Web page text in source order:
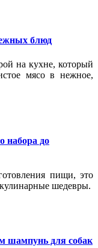
блюд
на кухне, который
мясо в нежное,
набора до
пищи, это
кулинарные шедевры.
шампунь для собак